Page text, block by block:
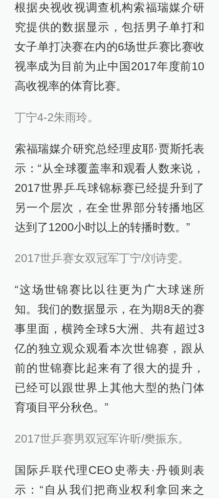
根据央视收视调查机构索福瑞媒介研
究提供的数据显示，包括男子单打和
女子单打决赛在内的6场世乒赛比赛收
视率成为目前为止中国2017年度前10
高收视率的体育比赛。
丁宁4-2朱雨玲。
索福瑞媒介研究总经理皮耶·贾斯托表
示：“从全球覆盖率和观看人数来说，
2017世界乒乓球锦标赛已经提升到了
另一个层次，在全世界部分转播地区
达到了1200小时以上的转播时数。”
2017世乒赛女双冠军丁宁/刘诗雯。
“这场世锦赛比以往更为广大球迷所
知。我们的数据显示，在为期8天的赛
事里面，横跨全球5大洲、共有超过3
亿的独立观众观看本次世锦赛，跟从
前的世锦赛比起来有了很大的提升，
已经可以跟世界上其他大型的热门体
育项目平分秋色。”
2017世乒赛男双冠军许昕/樊振东。
国际乒联代理CEO史蒂夫·丹顿则表
示：“自从我们把商业权利拿回来之